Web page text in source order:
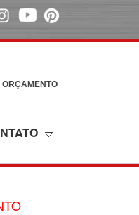
ORÇAMENTO